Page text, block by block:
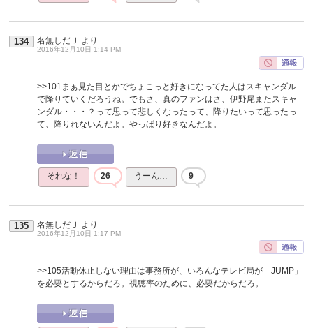
134 名無しだＪ より
2016年12月10日 1:14 PM
>>101 まぁ見た目とかでちょこっと好きになってた人はスキャンダル
で降りていくだろうね。でもさ、真のファンはさ、伊野尾またスキャ
ンダル・・・？って思って悲しくなったって、降りたいって思ったっ
て、降りれないんだよ。やっぱり好きなんだよ。
それな！ 26 うーん… 9
135 名無しだＪ より
2016年12月10日 1:17 PM
>>105活動休止しない理由は事務所が、いろんなテレビ局が「JUMP」
を必要とするからだろ。視聴率のために、必要だからだろ。